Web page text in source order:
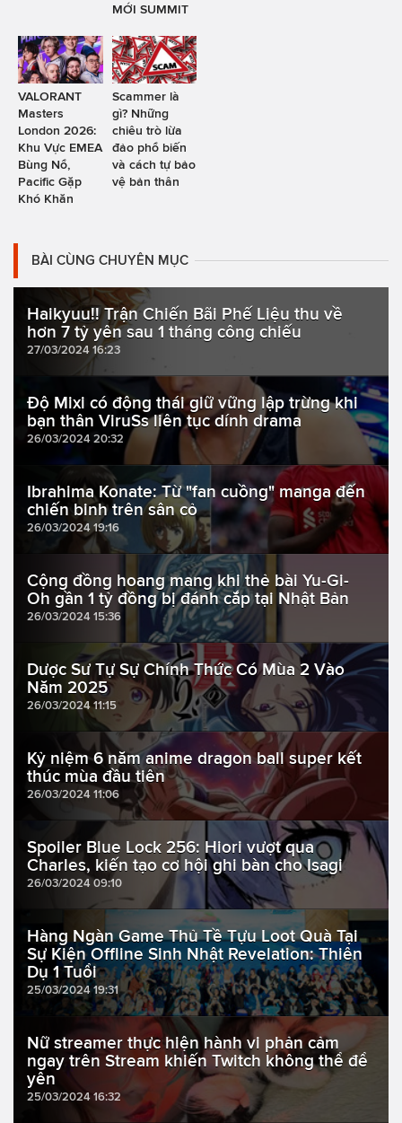
MỚI SUMMIT
VALORANT
Masters
London 2026:
Khu Vực EMEA
Bùng Nổ,
Pacific Gặp
Khó Khăn
Scammer là
gì? Những
chiêu trò lừa
đảo phổ biến
và cách tự bảo
vệ bản thân
BÀI CÙNG CHUYÊN MỤC
Haikyuu!! Trận Chiến Bãi Phế Liệu thu về
hơn 7 tỷ yên sau 1 tháng công chiếu
27/03/2024 16:23
Độ Mixi có động thái giữ vững lập trừng khi
bạn thân ViruSs liên tục dính drama
26/03/2024 20:32
Ibrahima Konate: Từ "fan cuồng" manga đến
chiến binh trên sân cỏ
26/03/2024 19:16
Cộng đồng hoang mang khi thẻ bài Yu-Gi-
Oh gần 1 tỷ đồng bị đánh cắp tại Nhật Bản
26/03/2024 15:36
Dược Sư Tự Sự Chính Thức Có Mùa 2 Vào
Năm 2025
26/03/2024 11:15
Kỷ niệm 6 năm anime dragon ball super kết
thúc mùa đầu tiên
26/03/2024 11:06
Spoiler Blue Lock 256: Hiori vượt qua
Charles, kiến tạo cơ hội ghi bàn cho Isagi
26/03/2024 09:10
Hàng Ngàn Game Thủ Tề Tựu Loot Quà Tại
Sự Kiện Offline Sinh Nhật Revelation: Thiên
Dụ 1 Tuổi
25/03/2024 19:31
Nữ streamer thực hiện hành vi phản cảm
ngay trên Stream khiến Twitch không thể để
yên
25/03/2024 16:32